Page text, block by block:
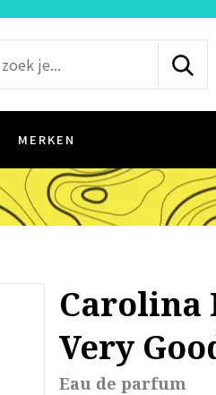
MERKEN
Carolina
Very
Eau de parfum